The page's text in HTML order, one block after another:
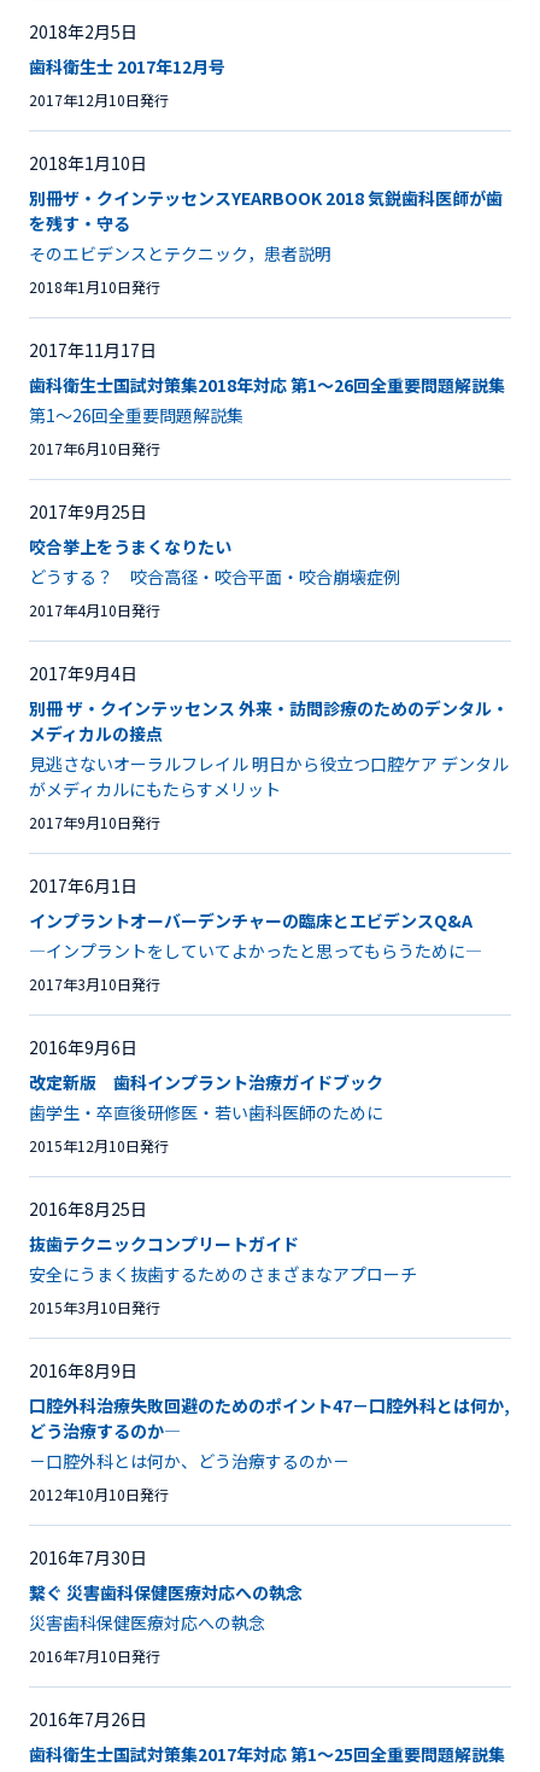
2018年2月5日
歯科衛生士 2017年12月号
2017年12月10日発行
2018年1月10日
別冊ザ・クインテッセンスYEARBOOK 2018 気鋭歯科医師が歯
を残す・守る
そのエビデンスとテクニック，患者説明
2018年1月10日発行
2017年11月17日
歯科衛生士国試対策集2018年対応 第1～26回全重要問題解説集
第1～26回全重要問題解説集
2017年6月10日発行
2017年9月25日
咬合挙上をうまくなりたい
どうする？ 咬合高径・咬合平面・咬合崩壊症例
2017年4月10日発行
2017年9月4日
別冊 ザ・クインテッセンス 外来・訪問診療のためのデンタル・
メディカルの接点
見逃さないオーラルフレイル 明日から役立つ口腔ケア デンタル
がメディカルにもたらすメリット
2017年9月10日発行
2017年6月1日
インプラントオーバーデンチャーの臨床とエビデンスQ&A
―インプラントをしていてよかったと思ってもらうために―
2017年3月10日発行
2016年9月6日
改定新版 歯科インプラント治療ガイドブック
歯学生・卒直後研修医・若い歯科医師のために
2015年12月10日発行
2016年8月25日
抜歯テクニックコンプリートガイド
安全にうまく抜歯するためのさまざまなアプローチ
2015年3月10日発行
2016年8月9日
口腔外科治療失敗回避のためのポイント47－口腔外科とは何か,
どう治療するのか―
－口腔外科とは何か、どう治療するのか－
2012年10月10日発行
2016年7月30日
繋ぐ 災害歯科保健医療対応への執念
災害歯科保健医療対応への執念
2016年7月10日発行
2016年7月26日
歯科衛生士国試対策集2017年対応 第1～25回全重要問題解説集